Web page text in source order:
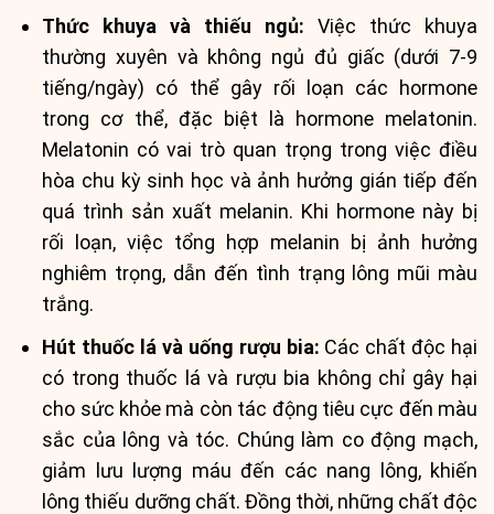
Thức khuya và thiếu ngủ: Việc thức khuya
thường xuyên và không ngủ đủ giấc (dưới 7-9
tiếng/ngày) có thể gây rối loạn các hormone
trong cơ thể, đặc biệt là hormone melatonin.
Melatonin có vai trò quan trọng trong việc điều
hòa chu kỳ sinh học và ảnh hưởng gián tiếp đến
quá trình sản xuất melanin. Khi hormone này bị
rối loạn, việc tổng hợp melanin bị ảnh hưởng
nghiêm trọng, dẫn đến tình trạng lông mũi màu
trắng.
Hút thuốc lá và uống rượu bia: Các chất độc hại
có trong thuốc lá và rượu bia không chỉ gây hại
cho sức khỏe mà còn tác động tiêu cực đến màu
sắc của lông và tóc. Chúng làm co động mạch,
giảm lưu lượng máu đến các nang lông, khiến
lông thiếu dưỡng chất. Đồng thời, những chất độc